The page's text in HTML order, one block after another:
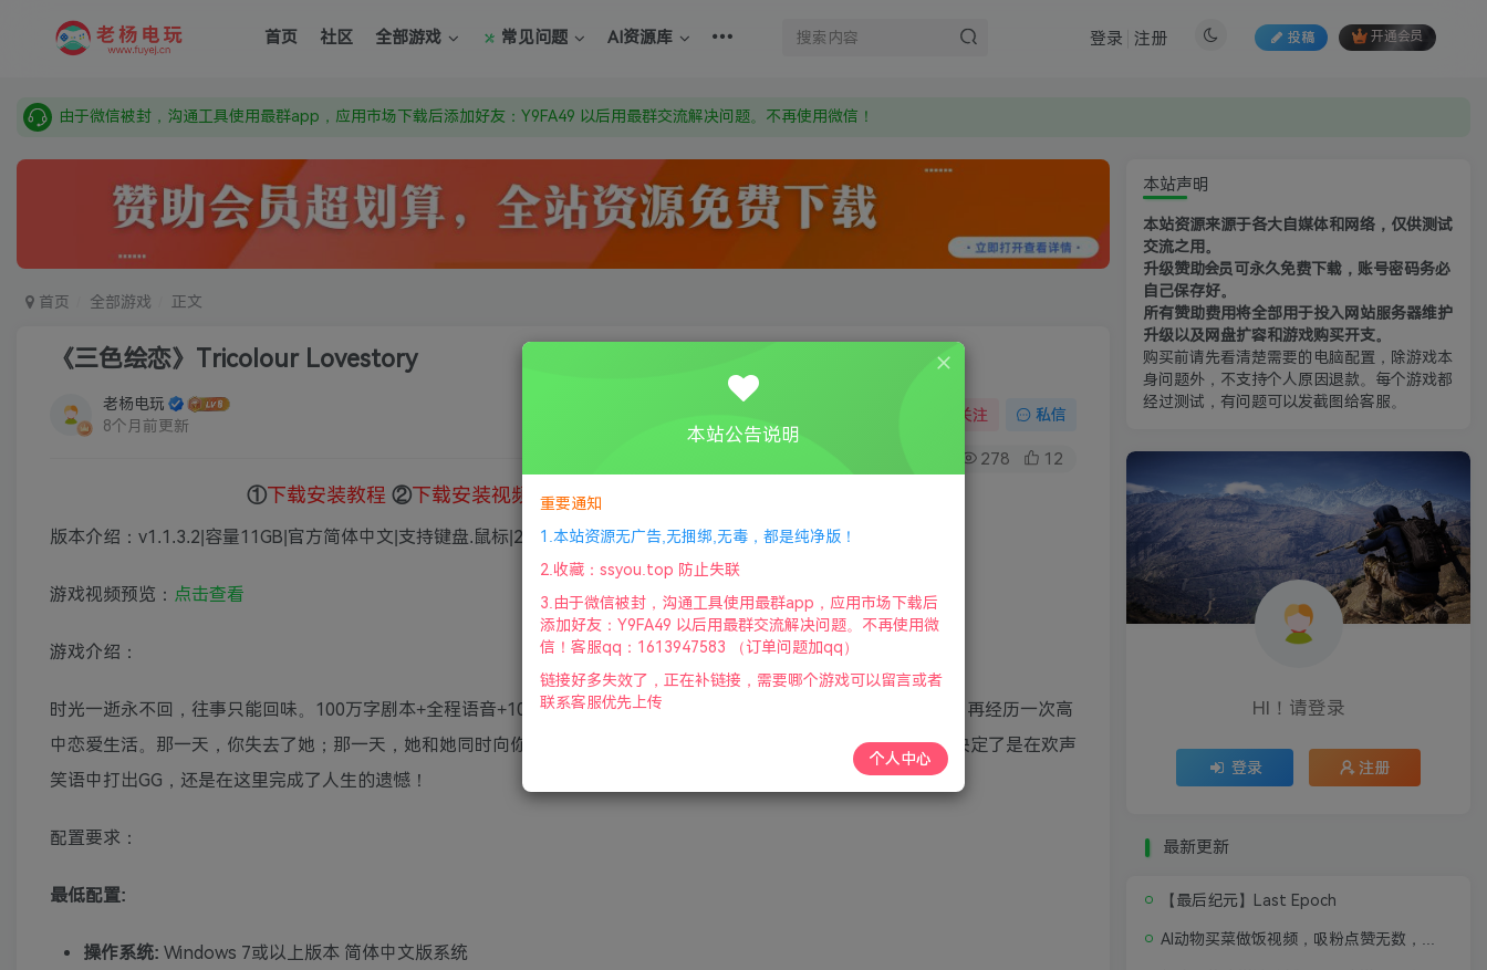
首页 社区 全部游戏 常见问题 AI资源库 投稿 开通会员
登录 注册
本站资源来自网络搜集，如有侵权，请联系删除：fuyej@qq.com 附上证书和内容链接
需要什么游戏请联系客服，若链接失效请联系客服，百度网盘边上的激活码也是解压密码
首页 全部游戏 正文
《三色绘恋》Tricolour Lovestory
老杨电玩
8个月前更新
关注 私信
278 12
①下载安装教程 ②下载安装视频教程 ③
版本介绍：v1.1.3.2|容量11GB|官方简体中文|支持键盘.鼠标|2022年01月29号更新
游戏视频预览： 点击查看
游戏介绍：
时光一逝永不回，往事只能回味。100万字剧本+全程语音+100张CG的这部高中题材恋爱游戏仿佛带你回到学生时代，再经历一次高
中恋爱生活。那一天，你失去了她；那一天，她和她同时向你伸出了双手，你不再孤身一人。此后，你的每一个选择决定了是在欢声
笑语中打出GG，还是在这里完成了人生的遗憾！
配置要求：
最低配置:
操作系统: Windows 7或以上版本 简体中文版系统
本站声明
本站资源来源于各大自媒体和网络，仅供测试
交流之用。
升级赞助会员可永久免费下载，账号密码务必
自己保存好。
所有赞助费用将全部用于投入网站服务器维护
升级以及网盘扩容和游戏购买开支。
购买前请先看清楚需要的电脑配置，除游戏本
身问题外，不支持个人原因退款。每个游戏都
经过测试，有问题可以发截图给客服。
HI！请登录
登录 注册
最新更新
【最后纪元】Last Epoch
本站公告说明
重要通知
1.本站资源无广告,无捆绑,无毒，都是纯净版！
2.收藏：ssyou.top 防止失联
3.由于微信被封，沟通工具使用最群app，应用市场下载后
添加好友：Y9FA49 以后用最群交流解决问题。不再使用微
信！客服qq：1613947583 （订单问题加qq）
链接好多失效了，正在补链接，需要哪个游戏可以留言或者
联系客服优先上传
个人中心